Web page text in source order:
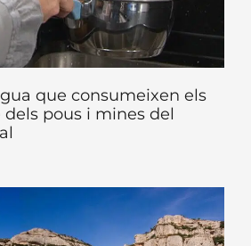
que consumeixen els
dels pous i mines del